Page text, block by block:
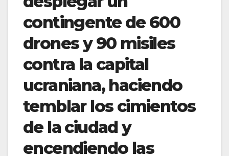
contingente de 600
drones y 90 misiles
contra la capital
ucraniana, haciendo
temblar los cimientos
de la ciudad y
encendiendo las